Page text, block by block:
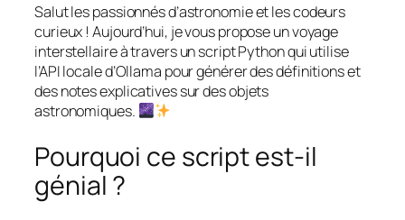
Salut les passionnés d’astronomie et les codeurs
curieux ! Aujourd’hui, je vous propose un voyage
interstellaire à travers un script Python qui utilise
l’API locale d’Ollama pour générer des définitions et
des notes explicatives sur des objets
astronomiques.
Pourquoi ce script est-il
génial ?